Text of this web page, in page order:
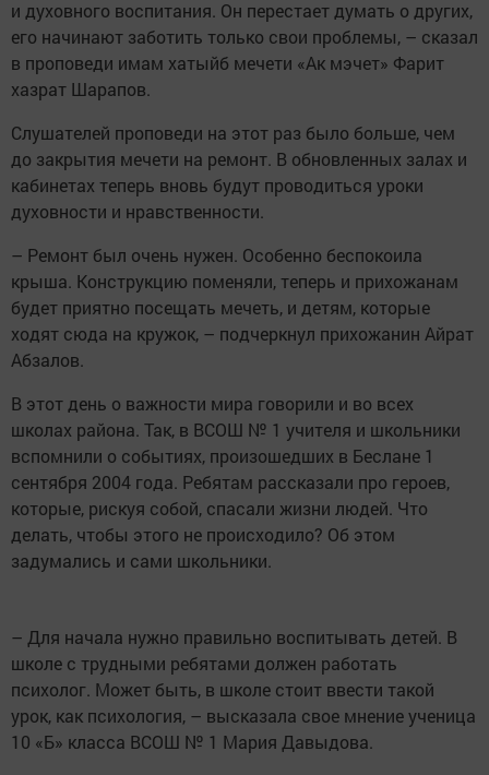
и духовного воспитания. Он перестает думать о других,
его начинают заботить только свои проблемы, – сказал
в проповеди имам хатыйб мечети «Ак мэчет» Фарит
хазрат Шарапов.
Слушателей проповеди на этот раз было больше, чем
до закрытия мечети на ремонт. В обновленных залах и
кабинетах теперь вновь будут проводиться уроки
духовности и нравственности.
– Ремонт был очень нужен. Особенно беспокоила
крыша. Конструкцию поменяли, теперь и прихожанам
будет приятно посещать мечеть, и детям, которые
ходят сюда на кружок, – подчеркнул прихожанин Айрат
Абзалов.
В этот день о важности мира говорили и во всех
школах района. Так, в ВСОШ № 1 учителя и школьники
вспомнили о событиях, произошедших в Беслане 1
сентября 2004 года. Ребятам рассказали про героев,
которые, рискуя собой, спасали жизни людей. Что
делать, чтобы этого не происходило? Об этом
задумались и сами школьники.
– Для начала нужно правильно воспитывать детей. В
школе с трудными ребятами должен работать
психолог. Может быть, в школе стоит ввести такой
урок, как психология, – высказала свое мнение ученица
10 «Б» класса ВСОШ № 1 Мария Давыдова.